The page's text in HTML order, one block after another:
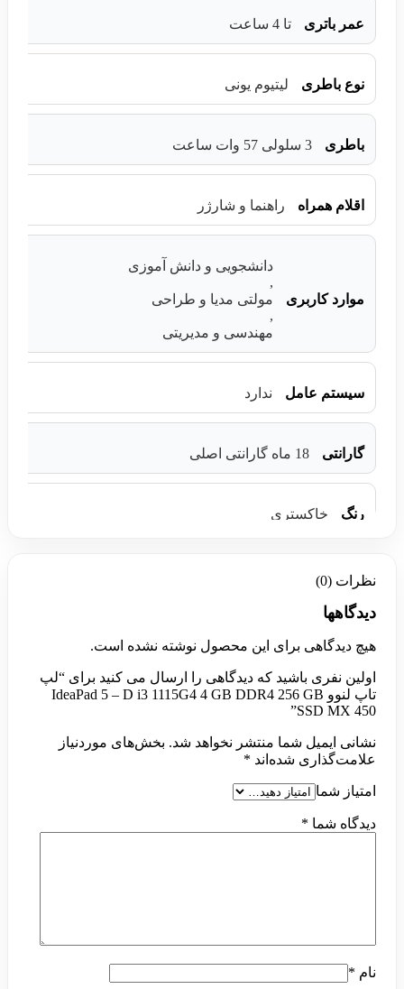
عمر باتری تا 4 ساعت
نوع باطری لیتیوم یونی
باطری 3 سلولی 57 وات ساعت
اقلام همراه راهنما و شارژر
موارد کاربری
دانشجویی و دانش آموزی
,
مولتی مدیا و طراحی
,
مهندسی و مدیریتی
سیستم عامل ندارد
گارانتی 18 ماه گارانتی اصلی
رنگ خاکستری
نظرات (0)
دیدگاهها
هیچ دیدگاهی برای این محصول نوشته نشده است.
اولین نفری باشید که دیدگاهی را ارسال می کنید برای “لپ
تاپ لنوو IdeaPad 5 – D i3 1115G4 4 GB DDR4 256 GB
SSD MX 450”
نشانی ایمیل شما منتشر نخواهد شد. بخش‌های موردنیاز
علامت‌گذاری شده‌اند *
امتیاز شما
دیدگاه شما *
نام *